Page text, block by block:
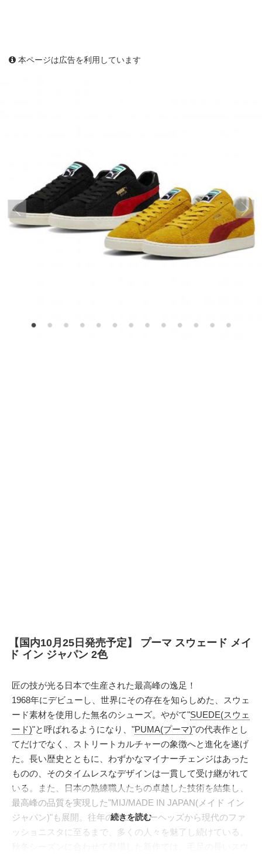
本ページは広告を利用しています
【国内10月25日発売予定】 プーマ スウェード メイ
ド イン ジャパン 2色
匠の技が光る日本で生産された最高峰の逸足！
1968年にデビューし、世界にその存在を知らしめた、スウェ
ード素材を使用した無名のシューズ。やがて"SUEDE(スウェ
ード)"と呼ばれるようになり、"PUMA(プーマ)"の代表作とし
てだけでなく、ストリートカルチャーの象徴へと進化を遂げ
た。長い歴史とともに、わずかなマイナーチェンジはあった
ものの、そのタイムレスなデザインは一貫して受け継がれて
いる。また、日本の熟練職人たちの卓越した技術を結集し、
最高峰の品質を実現した"MIJ/MADE IN JAPAN(メイド イン
ジャパン)"も展開。往年のスニーカーヘッズから現代のファ
ッショニスタに至るまで、多くの人々を魅了し続けている。
続きを読む